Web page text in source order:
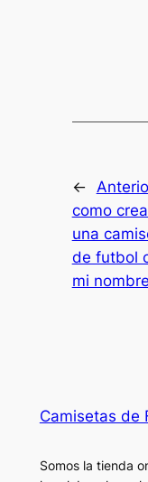
←
como
una
de futbol
mi nombre
Camisetas de
Somos la tienda